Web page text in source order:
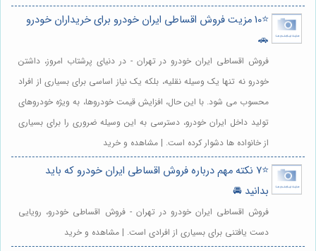
⭐️10 مزیت فروش اقساطی ایران خودرو برای خریداران خودرو
🚗
فروش اقساطی ایران خودرو در تهران - در دنیای پرشتاب امروز، داشتن
خودرو نه تنها یک وسیله نقلیه، بلکه یک نیاز اساسی برای بسیاری از افراد
محسوب می شود. با این حال، افزایش قیمت خودروها، به ویژه خودروهای
تولید داخل ایران خودرو، دسترسی به این وسیله ضروری را برای بسیاری
از خانواده ها دشوار کرده است. | مشاهده و خرید
⭐️7 نکته مهم درباره فروش اقساطی ایران خودرو که باید
بدانید 🚘
فروش اقساطی ایران خودرو در تهران - فروش اقساطی خودرو، رویایی
دست یافتنی برای بسیاری از افرادی است. | مشاهده و خرید